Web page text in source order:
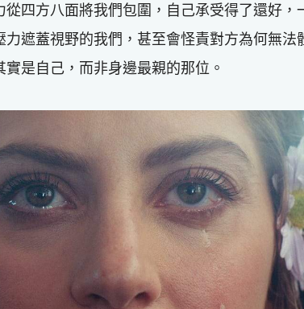
四方八面將我們包圍，自己承受得了還好，
遮蓋視野的我們，甚至會怪責對方為何無法
是自己，而非身邊最親的那位。